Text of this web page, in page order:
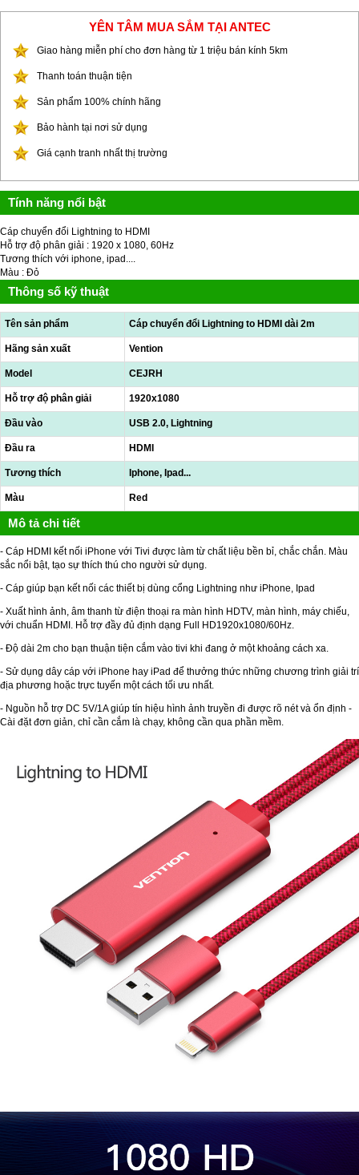
YÊN TÂM MUA SẮM TẠI ANTEC
Giao hàng miễn phí cho đơn hàng từ 1 triệu bán kính 5km
Thanh toán thuận tiện
Sản phẩm 100% chính hãng
Bảo hành tại nơi sử dụng
Giá cạnh tranh nhất thị trường
Tính năng nổi bật
Cáp chuyển đổi Lightning to HDMI
Hỗ trợ độ phân giải : 1920 x 1080, 60Hz
Tương thích với iphone, ipad....
Màu : Đỏ
Thông số kỹ thuật
Tên sản phẩm Cáp chuyển đổi Lightning to HDMI dài 2m
Hãng sản xuất Vention
Model CEJRH
Hỗ trợ độ phân giải 1920x1080
Đầu vào USB 2.0, Lightning
Đầu ra HDMI
Tương thích Iphone, Ipad...
Màu Red
Mô tả chi tiết
- Cáp HDMI kết nối iPhone với Tivi được làm từ chất liệu bền bỉ, chắc chắn. Màu
sắc nổi bật, tạo sự thích thú cho người sử dụng.
- Cáp giúp bạn kết nối các thiết bị dùng cổng Lightning như iPhone, Ipad
- Xuất hình ảnh, âm thanh từ điện thoại ra màn hình HDTV, màn hình, máy chiếu,
với chuẩn HDMI. Hỗ trợ đầy đủ định dạng Full HD1920x1080/60Hz.
- Độ dài 2m cho bạn thuận tiện cắm vào tivi khi đang ở một khoảng cách xa.
- Sử dụng dây cáp với iPhone hay iPad để thưởng thức những chương trình giải trí
địa phương hoặc trực tuyến một cách tối ưu nhất.
- Nguồn hỗ trợ DC 5V/1A giúp tín hiệu hình ảnh truyền đi được rõ nét và ổn định -
Cài đặt đơn giản, chỉ cần cắm là chạy, không cần qua phần mềm.